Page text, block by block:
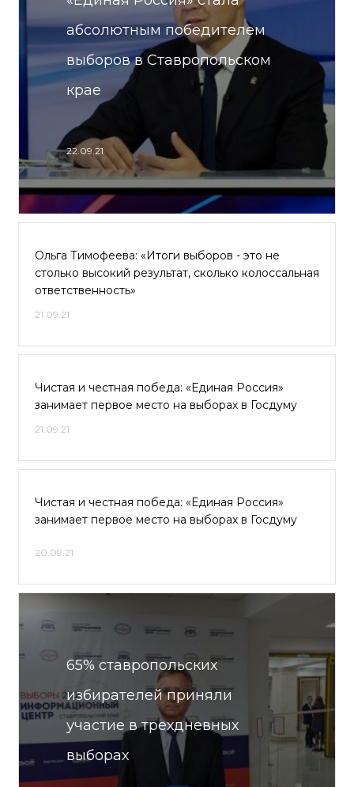
абсолютным победителем
выборов в Ставропольском
крае
22.09.21
Ольга Тимофеева: «Итоги выборов - это не
столько высокий результат, сколько колоссальная
ответственность»
21.09.21
Чистая и честная победа: «Единая Россия»
занимает первое место на выборах в Госдуму
21.09.21
Чистая и честная победа: «Единая Россия»
занимает первое место на выборах в Госдуму
20.09.21
65% ставропольских
избирателей приняли
участие в трехдневных
выборах